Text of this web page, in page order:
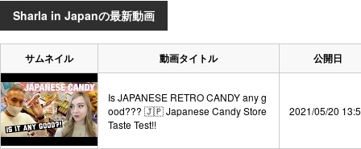
Sharla in Japanの最新動画
サムネイル 動画タイトル 公開日
Is JAPANESE RETRO CANDY any g
ood??? 🇯🇵 Japanese Candy Store
Taste Test!!
2021/05/20